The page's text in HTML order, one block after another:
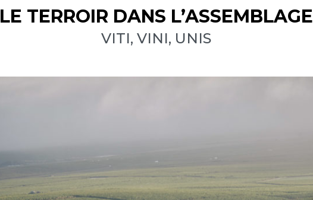
LE TERROIR DANS L’ASSEMBLAGE
VITI, VINI, UNIS